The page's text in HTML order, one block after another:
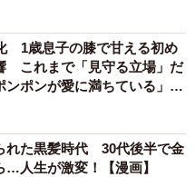
1歳息子の膝で甘える初め
これまで「見守る立場」だ
ポンが愛に満ちている」
れた黒髪時代 30代後半で金
…人生が激変！【漫画】